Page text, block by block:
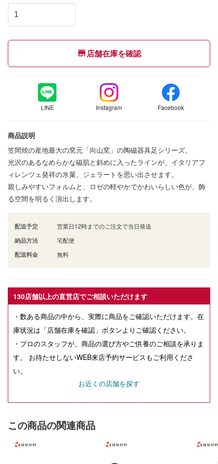
店舗在庫を確認
LINE Instagram Facebook
商品説明
笠間焼の産地最大の窯元「向山窯」の陶磁器具足シリーズ。
光沢のあるなめらかな磁肌と斜めに入ったラインが、イタリアフ
ィレンツェ発祥の氷菓、ジェラートを思い出させます。
親しみやすいフォルムと、ロゼの軽やかでかわいらしい色が、飾
る空間を明るく演出します。
配送予定 営業日12時までのご注文で当日発送
納品方法 宅配便
配送料金 無料
130店舗以上の直営店でご相談いただけます
・数ある商品の中から、実際に商品をご確認いただけます。在
庫状況は「店舗在庫を確認」ボタンよりご確認ください。
・プロのスタッフが、商品の選び方やご供養のご相談を承りま
す。 お待たせしないWEB来店予約サービスもご利用くださ
い。
お近くの店舗を探す
この商品の関連商品